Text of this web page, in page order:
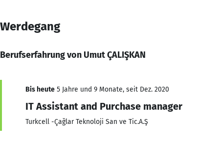
Werdegang
Berufserfahrung von Umut ÇALIŞKAN
Bis heute 5 Jahre und 9 Monate, seit Dez. 2020
IT Assistant and Purchase manager
Turkcell -Çağlar Teknoloji San ve Tic.A.Ş